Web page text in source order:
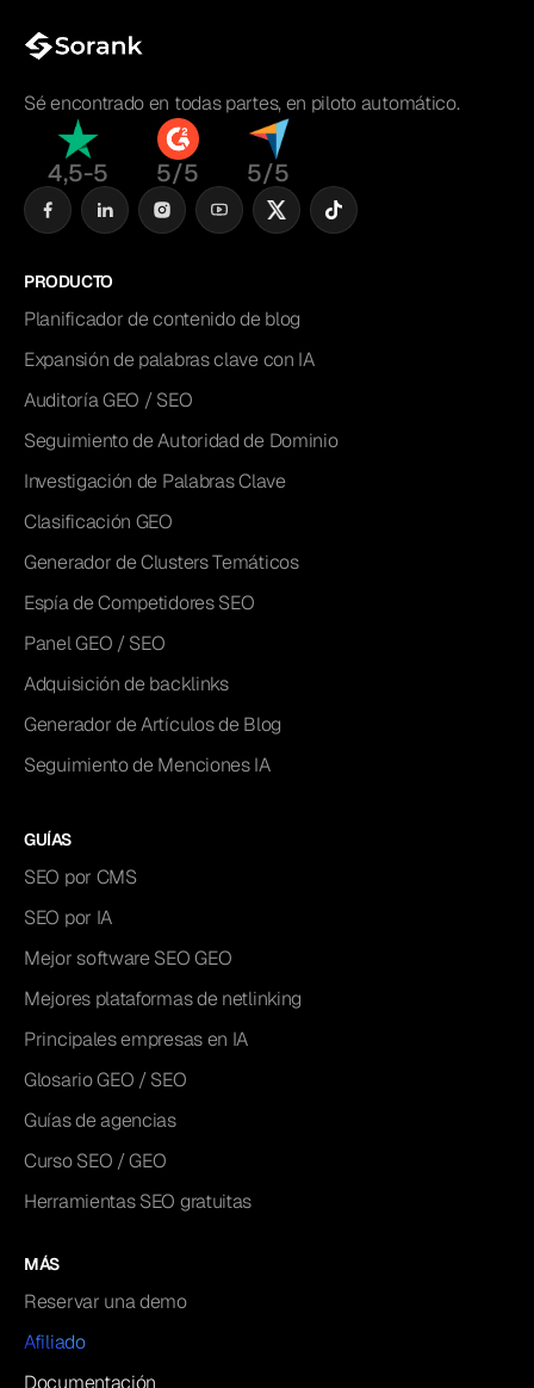
Sé encontrado en todas partes, en piloto automático.
4,5-5 5/5 5/5
PRODUCTO
Planificador de contenido de blog
Expansión de palabras clave con IA
Auditoría GEO / SEO
Seguimiento de Autoridad de Dominio
Investigación de Palabras Clave
Clasificación GEO
Generador de Clusters Temáticos
Espía de Competidores SEO
Panel GEO / SEO
Adquisición de backlinks
Generador de Artículos de Blog
Seguimiento de Menciones IA
GUÍAS
SEO por CMS
SEO por IA
Mejor software SEO GEO
Mejores plataformas de netlinking
Principales empresas en IA
Glosario GEO / SEO
Guías de agencias
Curso SEO / GEO
Herramientas SEO gratuitas
MÁS
Reservar una demo
Afiliado